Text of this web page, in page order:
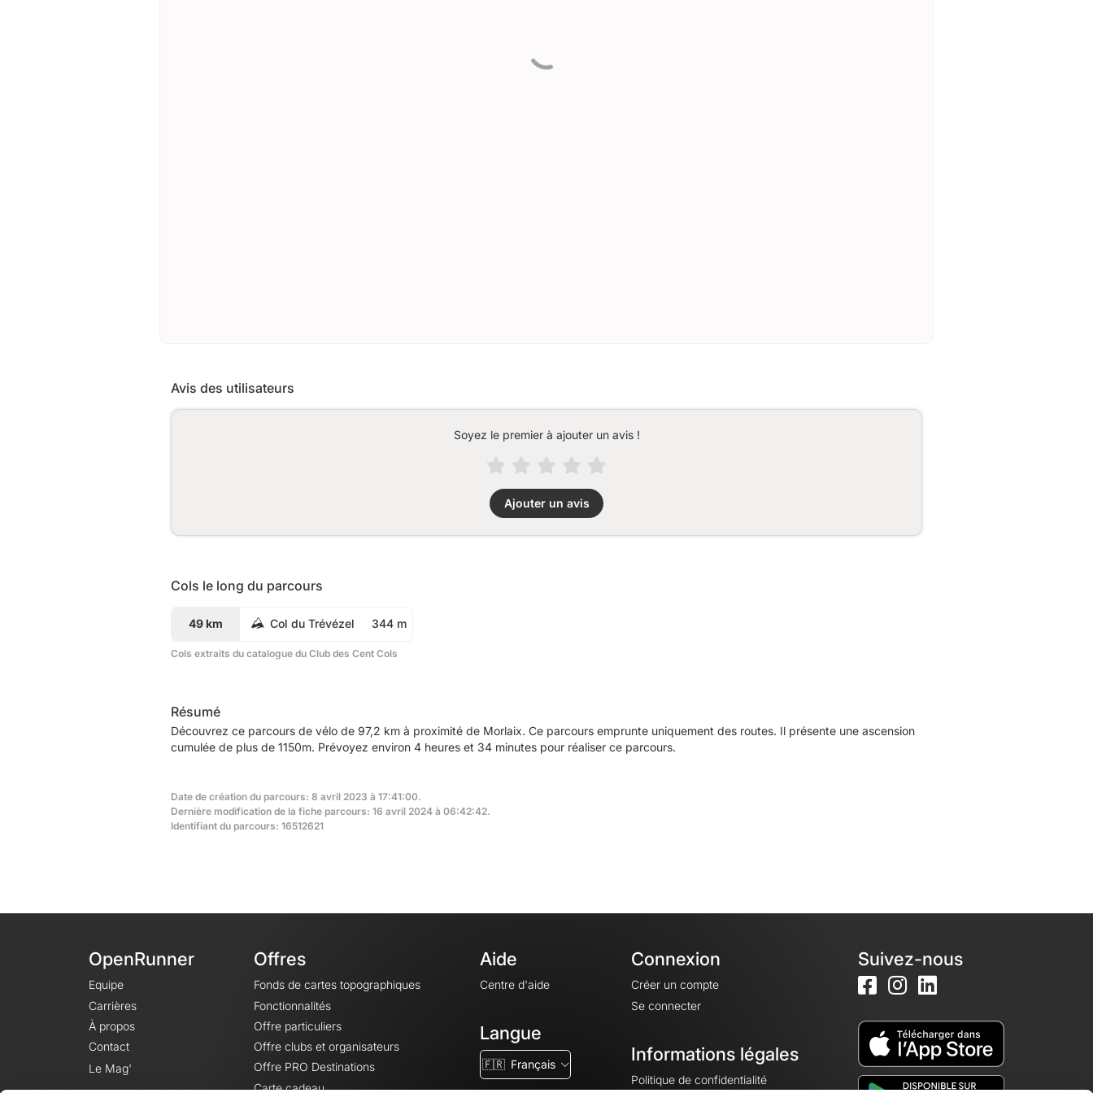
Avis des utilisateurs
Soyez le premier à ajouter un avis !
Ajouter un avis
Cols le long du parcours
49 km Col du Trévézel 344 m
Cols extraits du catalogue du Club des Cent Cols
Résumé
Découvrez ce parcours de vélo de 97,2 km à proximité de Morlaix. Ce parcours emprunte uniquement des routes. Il présente une ascension
cumulée de plus de 1150m. Prévoyez environ 4 heures et 34 minutes pour réaliser ce parcours.
Date de création du parcours: 8 avril 2023 à 17:41:00.
Dernière modification de la fiche parcours: 16 avril 2024 à 06:42:42.
Identifiant du parcours: 16512621
OpenRunner
Equipe
Carrières
À propos
Contact
Le Mag'
Offres
Fonds de cartes topographiques
Fonctionnalités
Offre particuliers
Offre clubs et organisateurs
Offre PRO Destinations
Carte cadeau
Aide
Centre d'aide
Langue
🇫🇷 Français
Connexion
Créer un compte
Se connecter
Informations légales
Politique de confidentialité
Suivez-nous